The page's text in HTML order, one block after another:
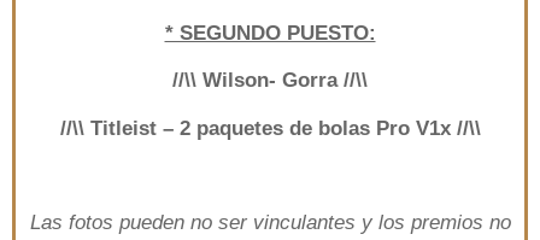
* SEGUNDO PUESTO:
//\\ Wilson- Gorra //\\
//\\ Titleist – 2 paquetes de bolas Pro V1x //\\
Las fotos pueden no ser vinculantes y los premios no